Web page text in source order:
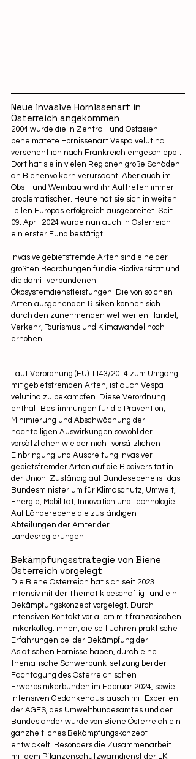
Neue invasive Hornissenart in
Österreich angekommen
2004 wurde die in Zentral- und Ostasien
beheimatete Hornissenart Vespa velutina
versehentlich nach Frankreich eingeschleppt.
Dort hat sie in vielen Regionen große Schäden
an Bienenvölkern verursacht. Aber auch im
Obst- und Weinbau wird ihr Auftreten immer
problematischer. Heute hat sie sich in weiten
Teilen Europas erfolgreich ausgebreitet. Seit
09. April 2024 wurde nun auch in Österreich
ein erster Fund bestätigt.
Invasive gebietsfremde Arten sind eine der
größten Bedrohungen für die Biodiversität und
die damit verbundenen
Ökosystemdienstleistungen. Die von solchen
Arten ausgehenden Risiken können sich
durch den zunehmenden weltweiten Handel,
Verkehr, Tourismus und Klimawandel noch
erhöhen.
Laut Verordnung (EU) 1143/2014 zum Umgang
mit gebietsfremden Arten, ist auch Vespa
velutina zu bekämpfen. Diese Verordnung
enthält Bestimmungen für die Prävention,
Minimierung und Abschwächung der
nachteiligen Auswirkungen sowohl der
vorsätzlichen wie der nicht vorsätzlichen
Einbringung und Ausbreitung invasiver
gebietsfremder Arten auf die Biodiversität in
der Union. Zuständig auf Bundesebene ist das
Bundesministerium für Klimaschutz, Umwelt,
Energie, Mobilität, Innovation und Technologie.
Auf Länderebene die zuständigen
Abteilungen der Ämter der
Landesregierungen.
Bekämpfungsstrategie von Biene
Österreich vorgelegt
Die Biene Österreich hat sich seit 2023
intensiv mit der Thematik beschäftigt und ein
Bekämpfungskonzept vorgelegt. Durch
intensiven Kontakt vor allem mit französischen
Imkerkolleg: innen, die seit Jahren praktische
Erfahrungen bei der Bekämpfung der
Asiatischen Hornisse haben, durch eine
thematische Schwerpunktsetzung bei der
Fachtagung des Österreichischen
Erwerbsimkerbunden im Februar 2024, sowie
intensiven Gedankenaustausch mit Experten
der AGES, des Umweltbundesamtes und der
Bundesländer wurde von Biene Österreich ein
ganzheitliches Bekämpfungskonzept
entwickelt. Besonders die Zusammenarbeit
mit dem Pflanzenschutzwarndienst der LK